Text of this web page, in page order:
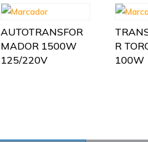
AUTOTRANSFOR
MADOR 1500W
125/220V
R
100W